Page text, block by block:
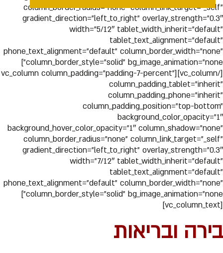
column_border_radius=”none” column_link_target=”_self”
gradient_direction=”left_to_right” overlay_strength=”0.3″
width=”5/12″ tablet_width_inherit=”default”
tablet_text_alignment=”default”
phone_text_alignment=”default” column_border_width=”none”
column_border_style=”solid” bg_image_animation=”none”]
[/vc_column][vc_column column_padding=”padding-7-percent”
column_padding_tablet=”inherit”
column_padding_phone=”inherit”
column_padding_position=”top-bottom”
background_color_opacity=”1″
background_hover_color_opacity=”1″ column_shadow=”none”
column_border_radius=”none” column_link_target=”_self”
gradient_direction=”left_to_right” overlay_strength=”0.3″
width=”7/12″ tablet_width_inherit=”default”
tablet_text_alignment=”default”
phone_text_alignment=”default” column_border_width=”none”
column_border_style=”solid” bg_image_animation=”none”]
[vc_column_text]
בירה ובריאות